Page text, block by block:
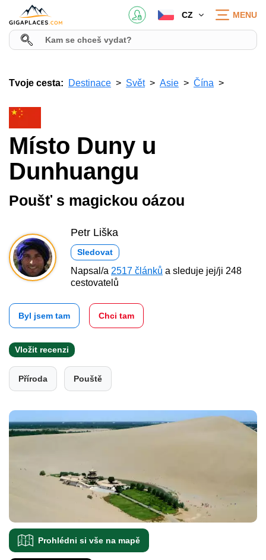
CZ MENU
Tvoje cesta: Destinace Svět Asie Čína
Místo Duny u
Dunhuangu
Poušť s magickou oázou
Petr Liška
Sledovat
Napsal/a 2517 článků a sleduje jej/ji 248
cestovatelů
Byl jsem tam Chci tam
Vložit recenzi
Příroda Pouště
Prohlédni si vše na mapě